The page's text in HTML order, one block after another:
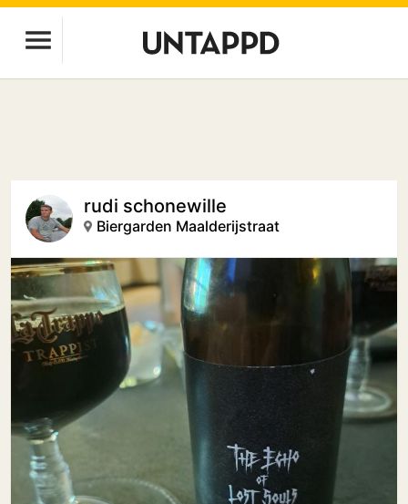
rudi schonewille
Biergarden Maalderijstraat